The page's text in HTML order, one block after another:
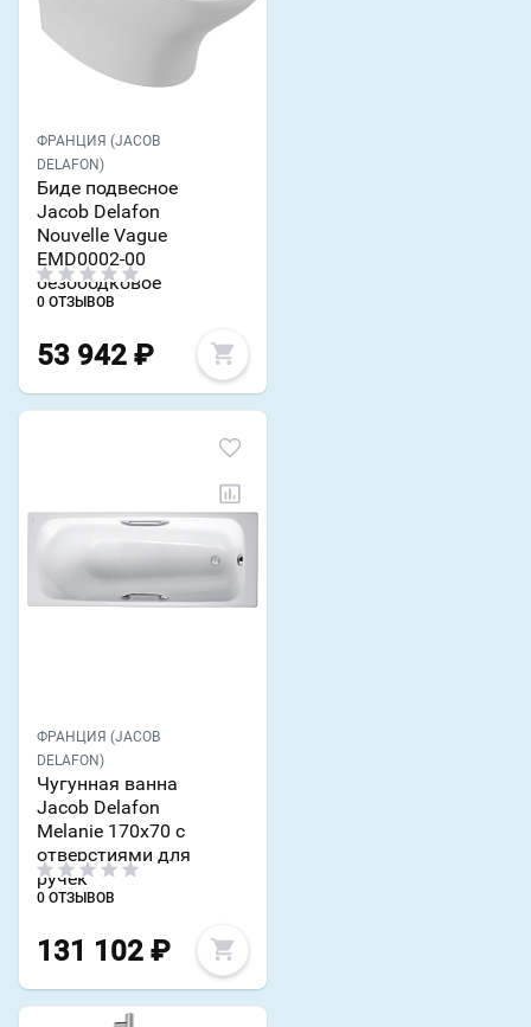
ФРАНЦИЯ (JACOB
DELAFON)
Биде подвесное
Jacob Delafon
Nouvelle Vague
EMD0002-00
безободковое
0 ОТЗЫВОВ
53 942 ₽
ФРАНЦИЯ (JACOB
DELAFON)
Чугунная ванна
Jacob Delafon
Melanie 170х70 с
отверстиями для
ручек
0 ОТЗЫВОВ
131 102 ₽